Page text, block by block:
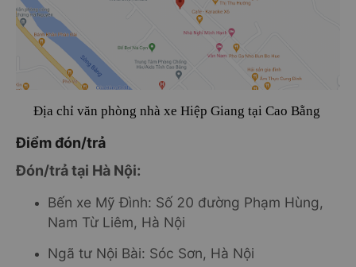
Địa chỉ văn phòng nhà xe Hiệp Giang tại Cao Bằng
Điểm đón/trả
Đón/trả tại Hà Nội:
Bến xe Mỹ Đình: Số 20 đường Phạm Hùng,
Nam Từ Liêm, Hà Nội
Ngã tư Nội Bài: Sóc Sơn, Hà Nội